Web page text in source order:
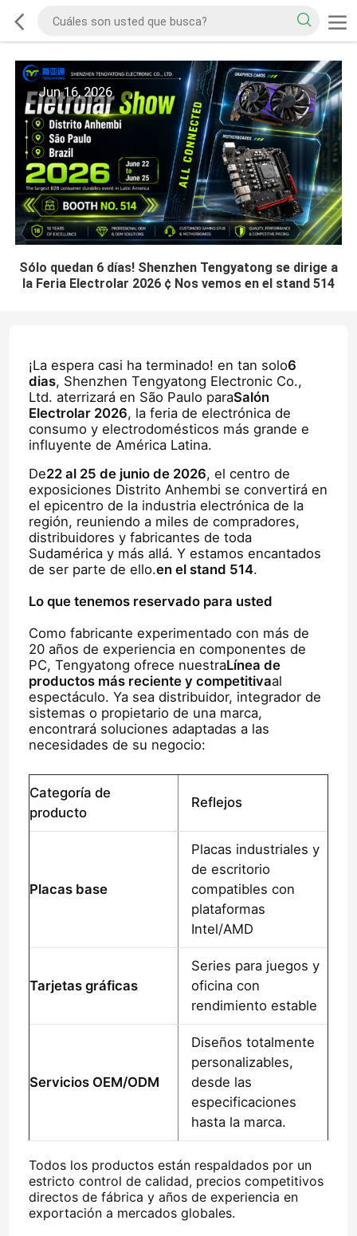
Jun 16, 2026
Sólo quedan 6 días! Shenzhen Tengyatong se dirige a
la Feria Electrolar 2026 ¢ Nos vemos en el stand 514
¡La espera casi ha terminado! en tan solo6
dias, Shenzhen Tengyatong Electronic Co.,
Ltd. aterrizará en São Paulo paraSalón
Electrolar 2026, la feria de electrónica de
consumo y electrodomésticos más grande e
influyente de América Latina.
De22 al 25 de junio de 2026, el centro de
exposiciones Distrito Anhembi se convertirá en
el epicentro de la industria electrónica de la
región, reuniendo a miles de compradores,
distribuidores y fabricantes de toda
Sudamérica y más allá. Y estamos encantados
de ser parte de ello.en el stand 514.
Lo que tenemos reservado para usted
Como fabricante experimentado con más de
20 años de experiencia en componentes de
PC, Tengyatong ofrece nuestraLínea de
productos más reciente y competitivaal
espectáculo. Ya sea distribuidor, integrador de
sistemas o propietario de una marca,
encontrará soluciones adaptadas a las
necesidades de su negocio:
Categoría de
producto
Reflejos
Placas base
Placas industriales y
de escritorio
compatibles con
plataformas
Intel/AMD
Tarjetas gráficas
Series para juegos y
oficina con
rendimiento estable
Servicios OEM/ODM
Diseños totalmente
personalizables,
desde las
especificaciones
hasta la marca.
Todos los productos están respaldados por un
estricto control de calidad, precios competitivos
directos de fábrica y años de experiencia en
exportación a mercados globales.